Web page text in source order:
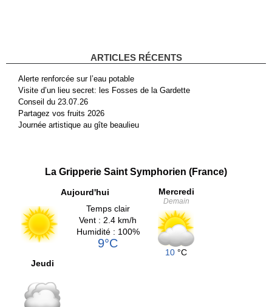
ARTICLES RÉCENTS
Alerte renforcée sur l’eau potable
Visite d’un lieu secret: les Fosses de la Gardette
Conseil du 23.07.26
Partagez vos fruits 2026
Journée artistique au gîte beaulieu
La Gripperie Saint Symphorien (France)
Aujourd'hui
Temps clair
Vent : 2.4 km/h
Humidité : 100%
9°C
Mercredi
Demain
10 °C
Jeudi